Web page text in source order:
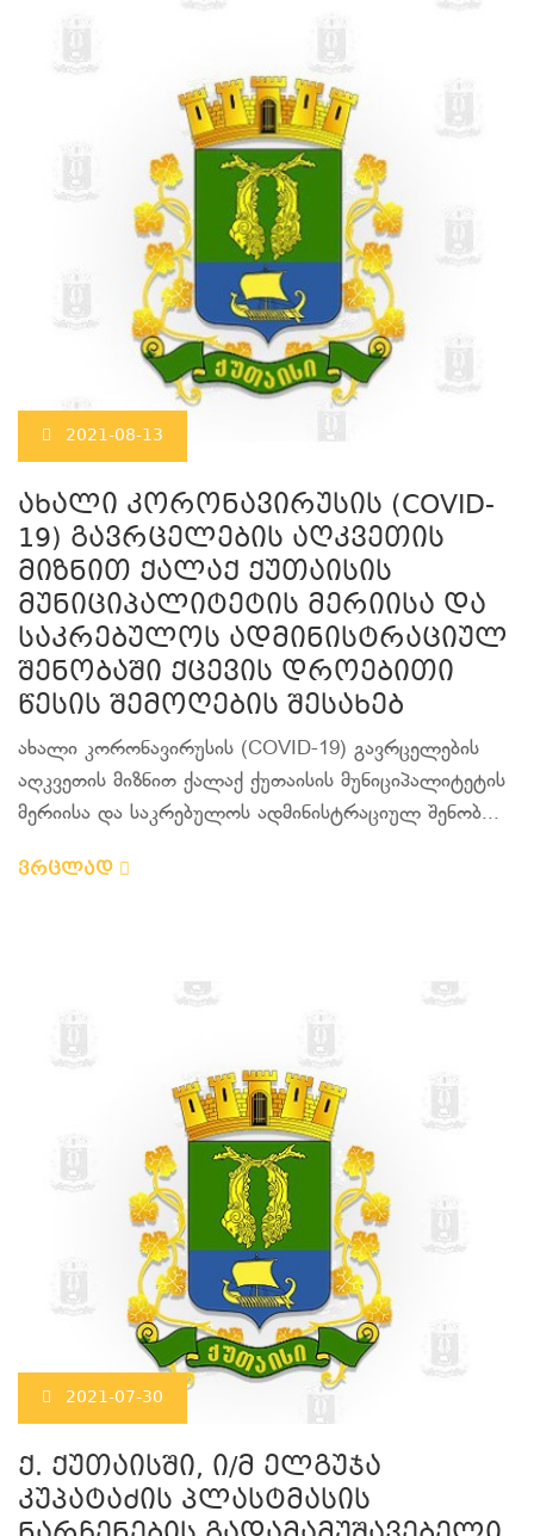
2021-08-13
ახალი კორონავირუსის (COVID-
19) გავრცელების აღკვეთის
მიზნით ქალაქ ქუთაისის
მუნიციპალიტეტის მერიისა და
საკრებულოს ადმინისტრაციულ
შენობაში ქცევის დროებითი
წესის შემოღების შესახებ
ახალი კორონავირუსის (COVID-19) გავრცელების
აღკვეთის მიზნით ქალაქ ქუთაისის მუნიციპალიტეტის
მერიისა და საკრებულოს ადმინისტრაციულ შენობ...
ვრცლად
2021-07-30
ქ. ქუთაისში, ი/მ ელგუჯა
კუპატაძის პლასტმასის